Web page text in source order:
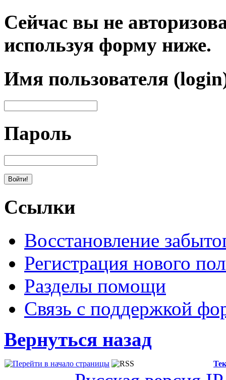
Сейчас вы не
используя форму ниже.
Имя пользователя
Пароль
Ссылки
Восстановление
Регистрация нового
Разделы помощи
Связь с поддержкой
Вернуться назад